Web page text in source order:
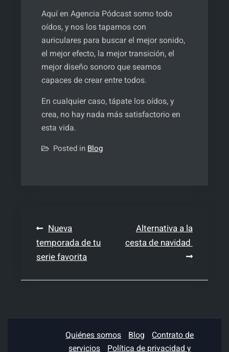
Aquí en Agencia Pódcast somo todo
oídos, y nos los tapamos con
auriculares para buscar el mejor sonido,
el mejor efecto, la mejor transición, el
mejor diseño sonoro que seamos
capaces de crear entre todos.
En cualquier caso, tápate los oídos, y
crea, no hay nada más satisfactorio en
esta vida.
Posted in Blog
Navegación
de
entradas
Nueva
temporada de tu
serie favorita
Alternativa a la
cesta de navidad
Quiénes somos Blog
Contrato de
servicios Política de privacidad y